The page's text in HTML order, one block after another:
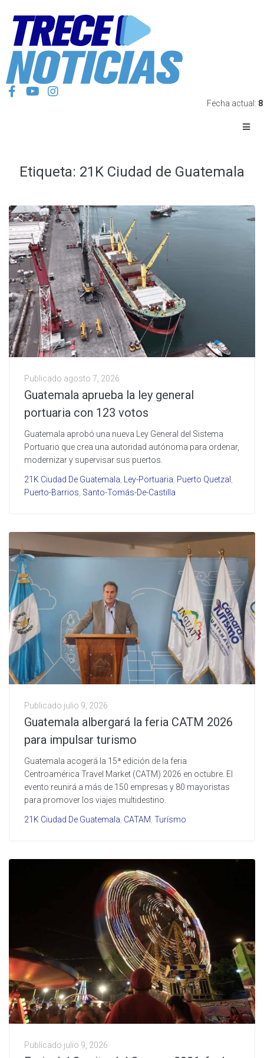
Fecha actual:
Etiqueta: 21K Ciudad de Guatemala
Publicado agosto 7, 2026
Guatemala aprueba la ley general
portuaria con 123 votos
Guatemala aprobó una nueva Ley General del Sistema
Portuario que crea una autoridad autónoma para ordenar,
modernizar y supervisar sus puertos.
21K Ciudad De Guatemala Ley-Portuaria Puerto Quetzal
Puerto-Barrios Santo-Tomás-De-Castilla
Publicado julio 9, 2026
Guatemala albergará la feria CATM 2026
para impulsar turismo
Guatemala acogerá la 15ª edición de la feria
Centroamérica Travel Market (CATM) 2026 en octubre. El
evento reunirá a más de 150 empresas y 80 mayoristas
para promover los viajes multidestino.
21K Ciudad De Guatemala, CATAM, Turísmo
Publicado julio 9, 2026